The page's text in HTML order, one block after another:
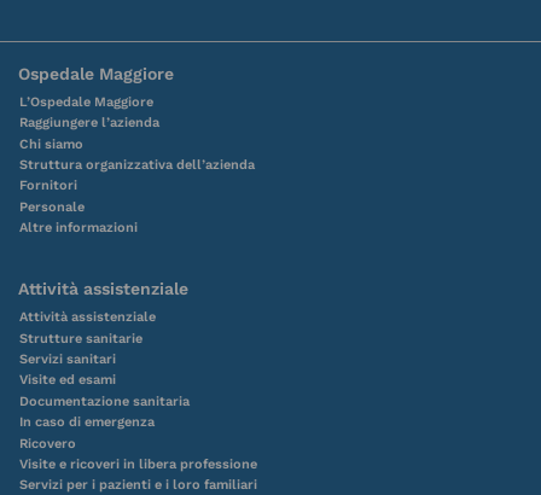
Ospedale Maggiore
L’Ospedale Maggiore
Raggiungere l’azienda
Chi siamo
Struttura organizzativa dell’azienda
Fornitori
Personale
Altre informazioni
Attività assistenziale
Attività assistenziale
Strutture sanitarie
Servizi sanitari
Visite ed esami
Documentazione sanitaria
In caso di emergenza
Ricovero
Visite e ricoveri in libera professione
Servizi per i pazienti e i loro familiari